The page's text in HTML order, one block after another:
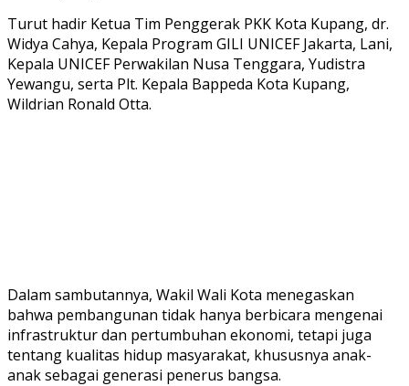
Turut hadir Ketua Tim Penggerak PKK Kota Kupang, dr.
Widya Cahya, Kepala Program GILI UNICEF Jakarta, Lani,
Kepala UNICEF Perwakilan Nusa Tenggara, Yudistra
Yewangu, serta Plt. Kepala Bappeda Kota Kupang,
Wildrian Ronald Otta.
Dalam sambutannya, Wakil Wali Kota menegaskan
bahwa pembangunan tidak hanya berbicara mengenai
infrastruktur dan pertumbuhan ekonomi, tetapi juga
tentang kualitas hidup masyarakat, khususnya anak-
anak sebagai generasi penerus bangsa.